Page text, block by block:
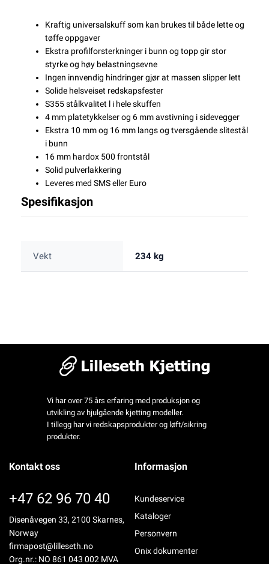
Kraftig universalskuff som kan brukes til både lette og
tøffe oppgaver
Ekstra profilforsterkninger i bunn og topp gir stor
styrke og høy belastningsevne
Ingen innvendig hindringer gjør at massen slipper lett
Solide helsveiset redskapsfester
S355 stålkvalitet l i hele skuffen
4 mm platetykkelser og 6 mm avstivning i sidevegger
Ekstra 10 mm og 16 mm langs og tversgående slitestål
i bunn
16 mm hardox 500 frontstål
Solid pulverlakkering
Leveres med SMS eller Euro
Spesifikasjon
Vekt 234 kg
Vi har over 75 års erfaring med produksjon og
utvikling av hjulgående kjetting modeller.
I tillegg har vi redskapsprodukter og løft/sikring
produkter.
Kontakt oss
+47 62 96 70 40
Disenåvegen 33, 2100 Skarnes,
Norway
firmapost@lilleseth.no
Org.nr.: NO 861 043 002 MVA
Informasjon
Kundeservice
Kataloger
Personvern
Onix dokumenter